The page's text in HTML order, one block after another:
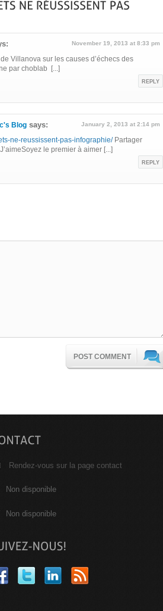
November 19, 2013 at 8:33 pm
Villanova sur les causes d’échecs des
par choblab [...]
REPLY
Blog says: January 2, 2013 at 2:14 pm
ne-reussissent-pas-infographie/Partager
le premier à aimer [...]
REPLY
POST COMMENT
Rendez-vous sur la page contact
Non disponible
Non disponible